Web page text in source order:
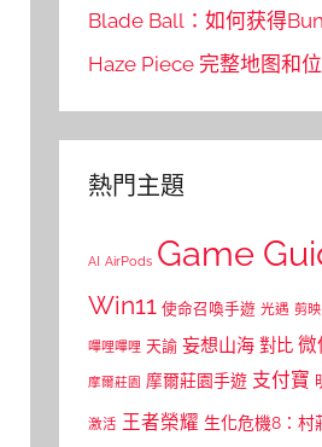
Blade Ball：如何获得
Haze Piece 完整地图和
熱門主題
AI AirPods Game
Win11 使命召喚手遊 光遇 剪映
嗶哩嗶哩 天諭 妄想山海 對比 微
摩爾莊園 摩爾莊園手遊 支付寶
激活 王者榮耀 生化危機8：村